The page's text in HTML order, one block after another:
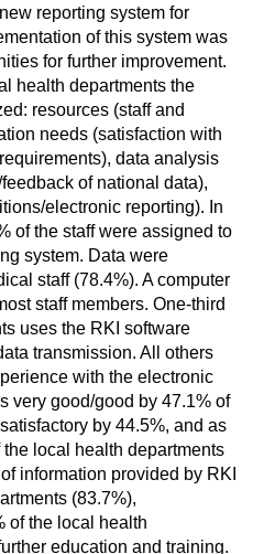
reporting system for
of this system was
for further improvement.
health departments the
resources (staff and
needs (satisfaction with
data analysis
of national data),
electronic reporting). In
of the staff were assigned to
system. Data were
staff (78.4%). A computer
staff members. One-third
uses the RKI software
transmission. All others
with the electronic
very good/good by 47.1% of
by 44.5%, and as
local health departments
information provided by RKI
(83.7%),
of the local health
education and training.